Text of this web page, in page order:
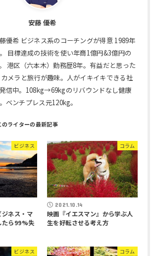
安藤 優希
優希 ビジネス系のコーチングが得意 1989年
目標達成の技術を使い年商1億円&3億円の
港区（六本木）勤務歴8年。有益だと思った
メラと旅行が趣味。人がイキイキできる社
信中。108kg→69kgのリバウンドなし健康
ベンチプレス元120kg。
ビジネス
ネス・マ
たら99%失
コラム
2021.10.14
映画『イエスマン』から学ぶ人
生を好転させる考え方
ビジネス コラム